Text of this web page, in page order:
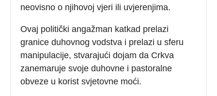
neovisno o njihovoj vjeri ili uvjerenjima.
Ovaj politički angažman katkad prelazi
granice duhovnog vodstva i prelazi u sferu
manipulacije, stvarajući dojam da Crkva
zanemaruje svoje duhovne i pastoralne
obveze u korist svjetovne moći.